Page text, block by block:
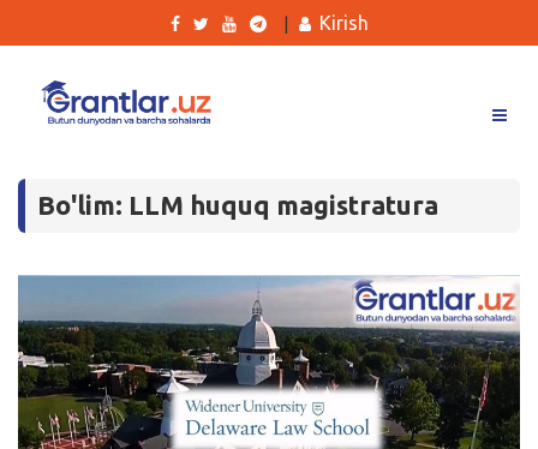
Tanlovlar
Blog
Yana
Kirish
Bo'lim: LLM huquq magistratura